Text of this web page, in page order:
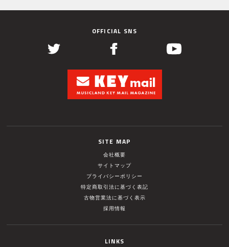
OFFICIAL SNS
SITE MAP
会社概要
サイトマップ
プライバシーポリシー
特定商取引法に基づく表記
古物営業法に基づく表示
採用情報
LINKS